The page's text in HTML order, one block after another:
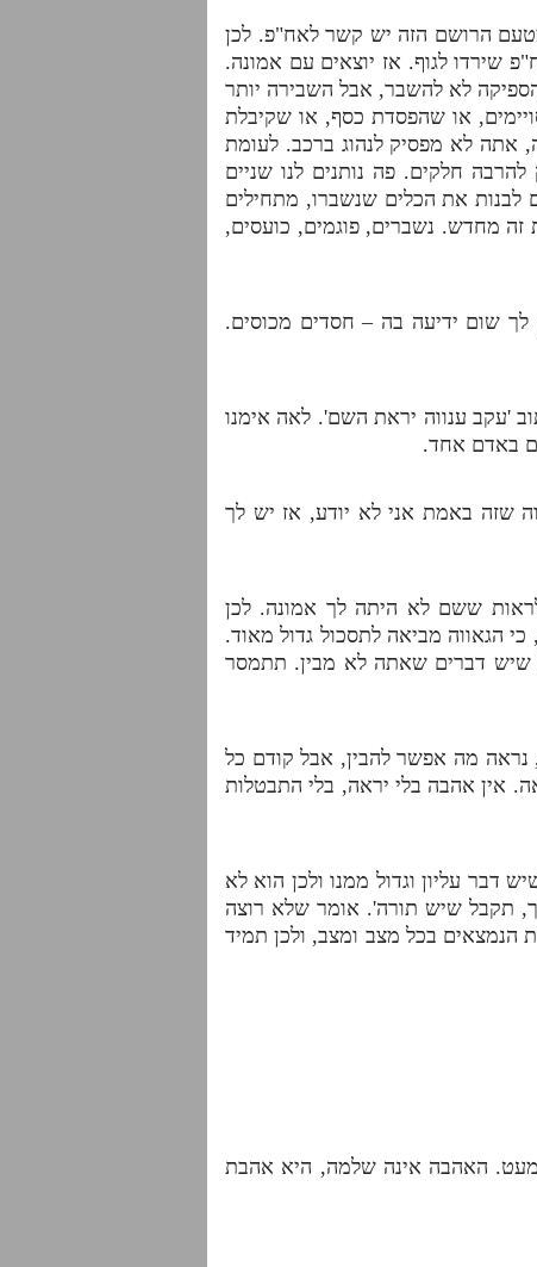
הרושם הזה יש קשר לאח"פ. לכן
לגוף. אז יוצאים עם אמונה.
לא להשבר, אבל השבירה יותר
או שהפסדת כסף, או שקיבלת
אתה לא מפסיק לנהוג ברכב. לעומת
חלקים. פה נותנים לנו שניים
לבנות את הכלים שנשברו, מתחילים
זה מחדש. נשברים, פוגמים, כועסים,
שום ידיעה בה – חסדים מכוסים.
'עקב ענווה יראת השם'. לאה אימנו
באדם אחד.
שזה באמת אני לא יודע, אז יש לך
ששם לא היתה לך אמונה. לכן
הגאווה מביאה לתסכול גדול מאוד.
שיש דברים שאתה לא מבין. תתמסר
מה אפשר להבין, אבל קודם כל
אין אהבה בלי יראה, בלי התבטלות
דבר עליון וגדול ממנו ולכן הוא לא
תקבל שיש תורה'. אומר שלא רוצה
הנמצאים בכל מצב ומצב, ולכן תמיד
מעט. האהבה אינה שלמה, היא אהבת